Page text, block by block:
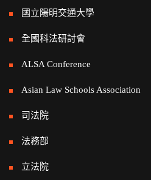
國立陽明交通大學
全國科法研討會
ALSA Conference
Asian Law Schools Association
司法院
法務部
立法院